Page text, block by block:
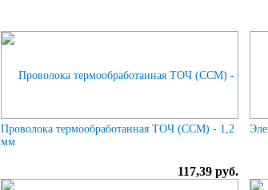
Проволока термообработанная ТОЧ (ССМ) - 1,2
мм
117,39 руб.